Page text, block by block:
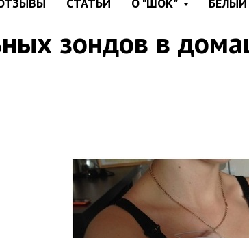
СТАТЬИ О "ШОК"
зондов в